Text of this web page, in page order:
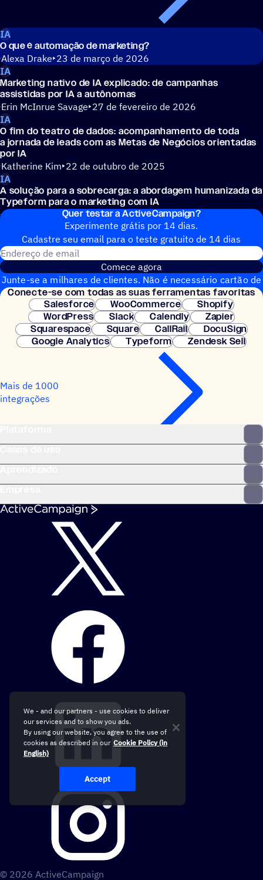
IA
O que é automação de marketing?
Alexa Drake 23 de março de 2026
IA
Marketing nativo de IA explicado: de campanhas
assistidas por IA a autônomas
Erin McInrue Savage 27 de fevereiro de 2026
IA
O fim do teatro de dados: acompanhamento de toda
a jornada de leads com as Metas de Negócios orientadas
por IA
Katherine Kim 22 de outubro de 2025
IA
A solução para a sobrecarga: a abordagem humanizada da
Typeform para o marketing com IA
Alexa Drake 17 de setembro de 2025
Quer testar a ActiveCampaign?
Experimente grátis por 14 dias.
Cadastre seu email para o teste gratuito de 14 dias
Comece agora
Junte-se a milhares de clientes. Não é necessário cartão de
crédito. Configuração instantânea.
Conecte-se com todas as suas ferramentas favoritas
Salesforce
WooCommerce
Shopify
WordPress
Slack Calendly
Zapier
Squarespace
Square CallRail
DocuSign
Google Analytics
Typeform Zendesk Sell
Mais de 1000
integrações
© 2026 ActiveCampaign
We - and our partners - use cookies to deliver
our services and to show you ads.
By using our website, you agree to the use of
cookies as described in our Cookie Policy (in
English)
Accept